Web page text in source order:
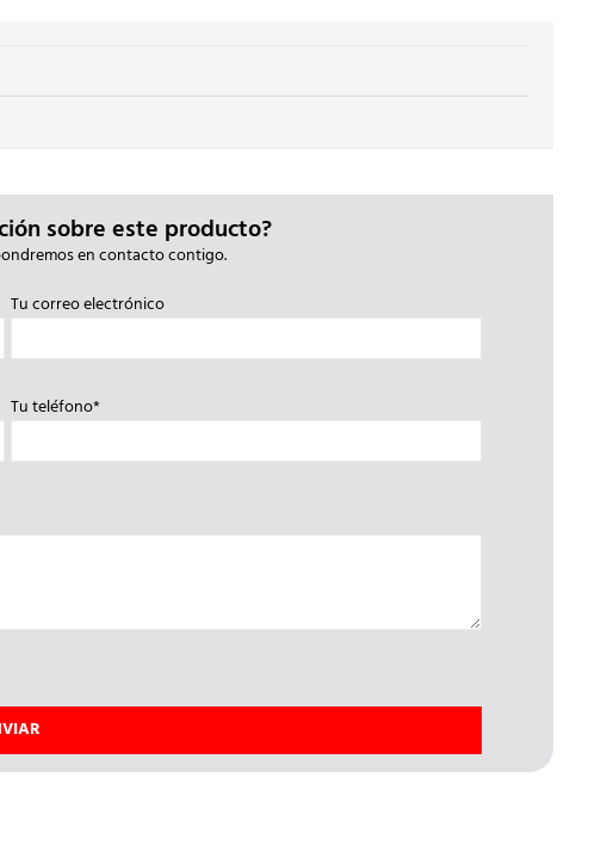
sobre este producto?
en contacto contigo.
Tu correo electrónico
Tu teléfono*